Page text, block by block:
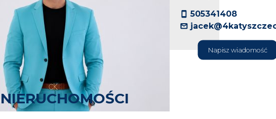
505341408
Napisz wiadomość
NIERUCHOMOŚCI